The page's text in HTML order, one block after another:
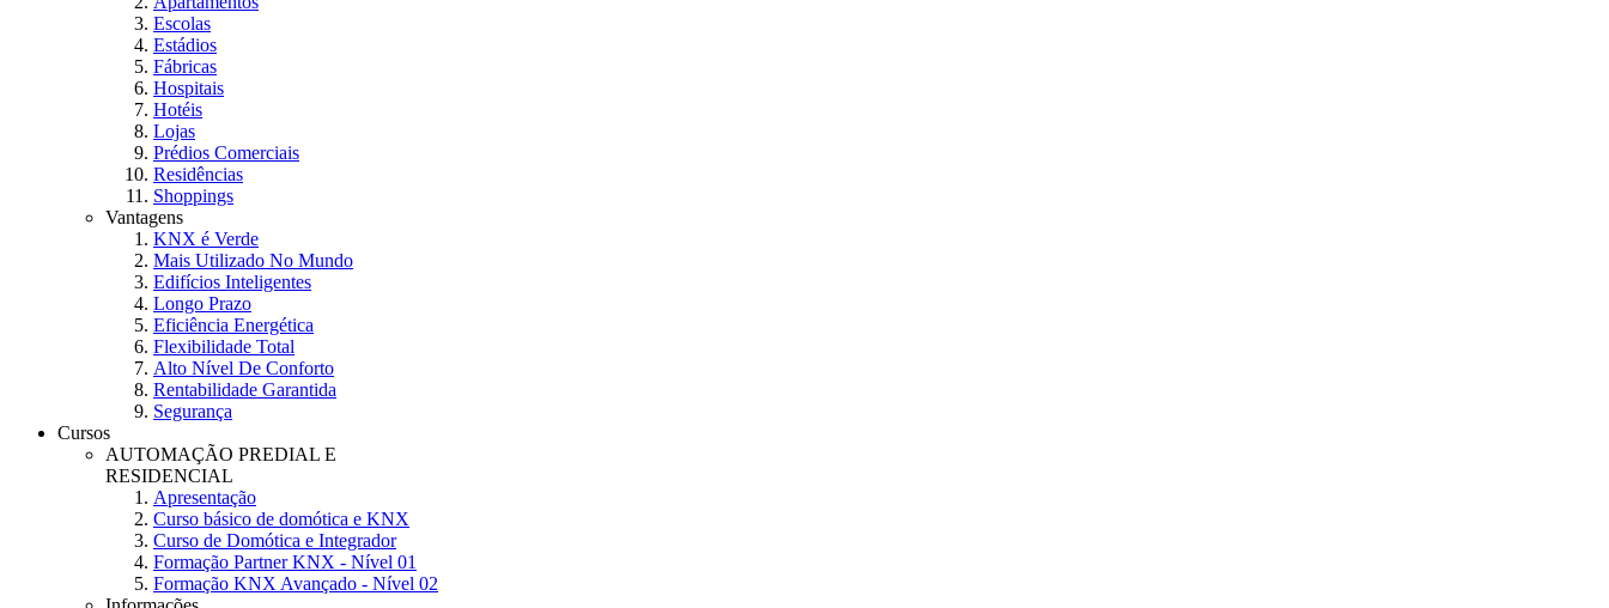
Escolas
Estádios
Fábricas
Hospitais
Hotéis
Lojas
Prédios Comerciais
Residências
Shoppings
Vantagens
KNX é Verde
Mais Utilizado No Mundo
Edifícios Inteligentes
Longo Prazo
Eficiência Energética
Flexibilidade Total
Alto Nível De Conforto
Rentabilidade Garantida
Segurança
Cursos
AUTOMAÇÃO PREDIAL E
RESIDENCIAL
Apresentação
Curso básico de domótica e KNX
Curso de Domótica e Integrador
Formação Partner KNX - Nível 01
Formação KNX Avançado - Nível 02